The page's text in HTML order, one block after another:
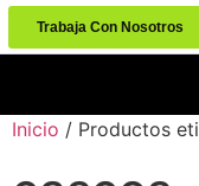
Trabaja Con Nosotros
Inicio / Productos